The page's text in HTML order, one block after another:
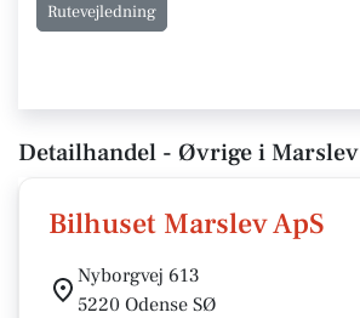
Rutevejledning
Detailhandel - Øvrige i Marslev
Bilhuset Marslev ApS
Nyborgvej 613
5220 Odense SØ